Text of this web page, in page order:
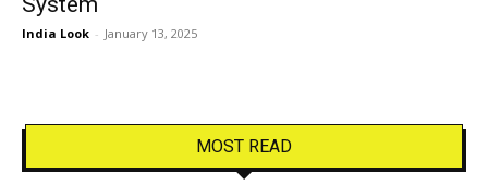
India Look - January 13, 2025
MOST READ